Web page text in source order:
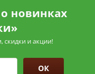
новинках
скидки и акции!
ОК